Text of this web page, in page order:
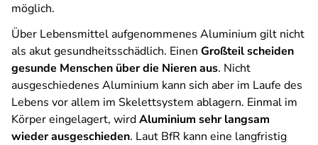
möglich.
Über Lebensmittel aufgenommenes Aluminium gilt nicht
als akut gesundheitsschädlich. Einen Großteil scheiden
gesunde Menschen über die Nieren aus. Nicht
ausgeschiedenes Aluminium kann sich aber im Laufe des
Lebens vor allem im Skelettsystem ablagern. Einmal im
Körper eingelagert, wirdAluminium sehr langsam
wieder ausgeschieden. Laut BfR kann eine langfristig